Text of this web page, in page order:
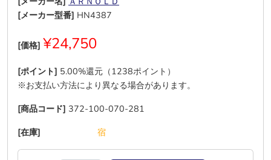
[メーカー型番] HN4387
[価格] ¥24,750
[ポイント] 5.00%還元（1238ポイント）
※お支払い方法により異なる場合があります。
[商品コード] 372-100-070-281
[在庫]
宿